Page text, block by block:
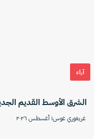
آراء
الشرق الأوسط القديم
غريغوري غوس١ أغسطس ٢٠٢٦